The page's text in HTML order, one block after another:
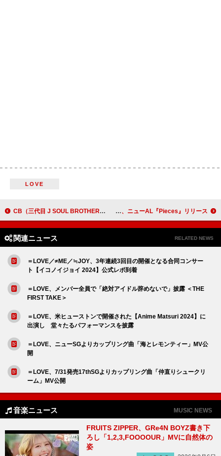
LOVE
CB（三代目 J SOUL BROTHERS・ELLY）、ソロアーティスト名改名後第1弾作品『NEOTOKYO 6 EP』リリース Omoinotake、ニューAL『Pieces』リリース
関連ニュース RELATED NEWS
＝LOVE／≠ME／≒JOY、3年連続3回目の開催となる合同コンサー
ト【イコノイジョイ 2024】公式レポ到着
＝LOVE、メンバー全員で「絶対アイドル辞めないで」披露 ＜THE
FIRST TAKE＞
＝LOVE、米ヒューストンで開催された【Anime Matsuri 2024】に
出演し 堂々たるパフォーマンスを披露
＝LOVE、ニューSGよりカップリング曲「海とレモンティー」MV公
開
＝LOVE、7/31発売17thSGよりカップリング曲「仲直りシュークリ
ーム」MV公開
音楽ニュース MUSIC NEWS
FRUITS ZIPPER、GRe4N BOYZ書き下
ろし「1,2,3,FOOOOUR」MVに自然体の
姿